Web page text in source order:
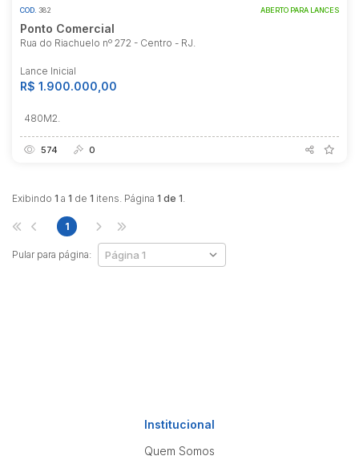
COD. 382 ABERTO PARA LANCES
Ponto Comercial
Rua do Riachuelo nº 272 - Centro - RJ.
Lance Inicial
R$ 1.900.000,00
480M2.
574 0
Exibindo 1 a 1 de 1 itens. Página 1 de 1.
Pular para página:
1
Institucional
Quem Somos